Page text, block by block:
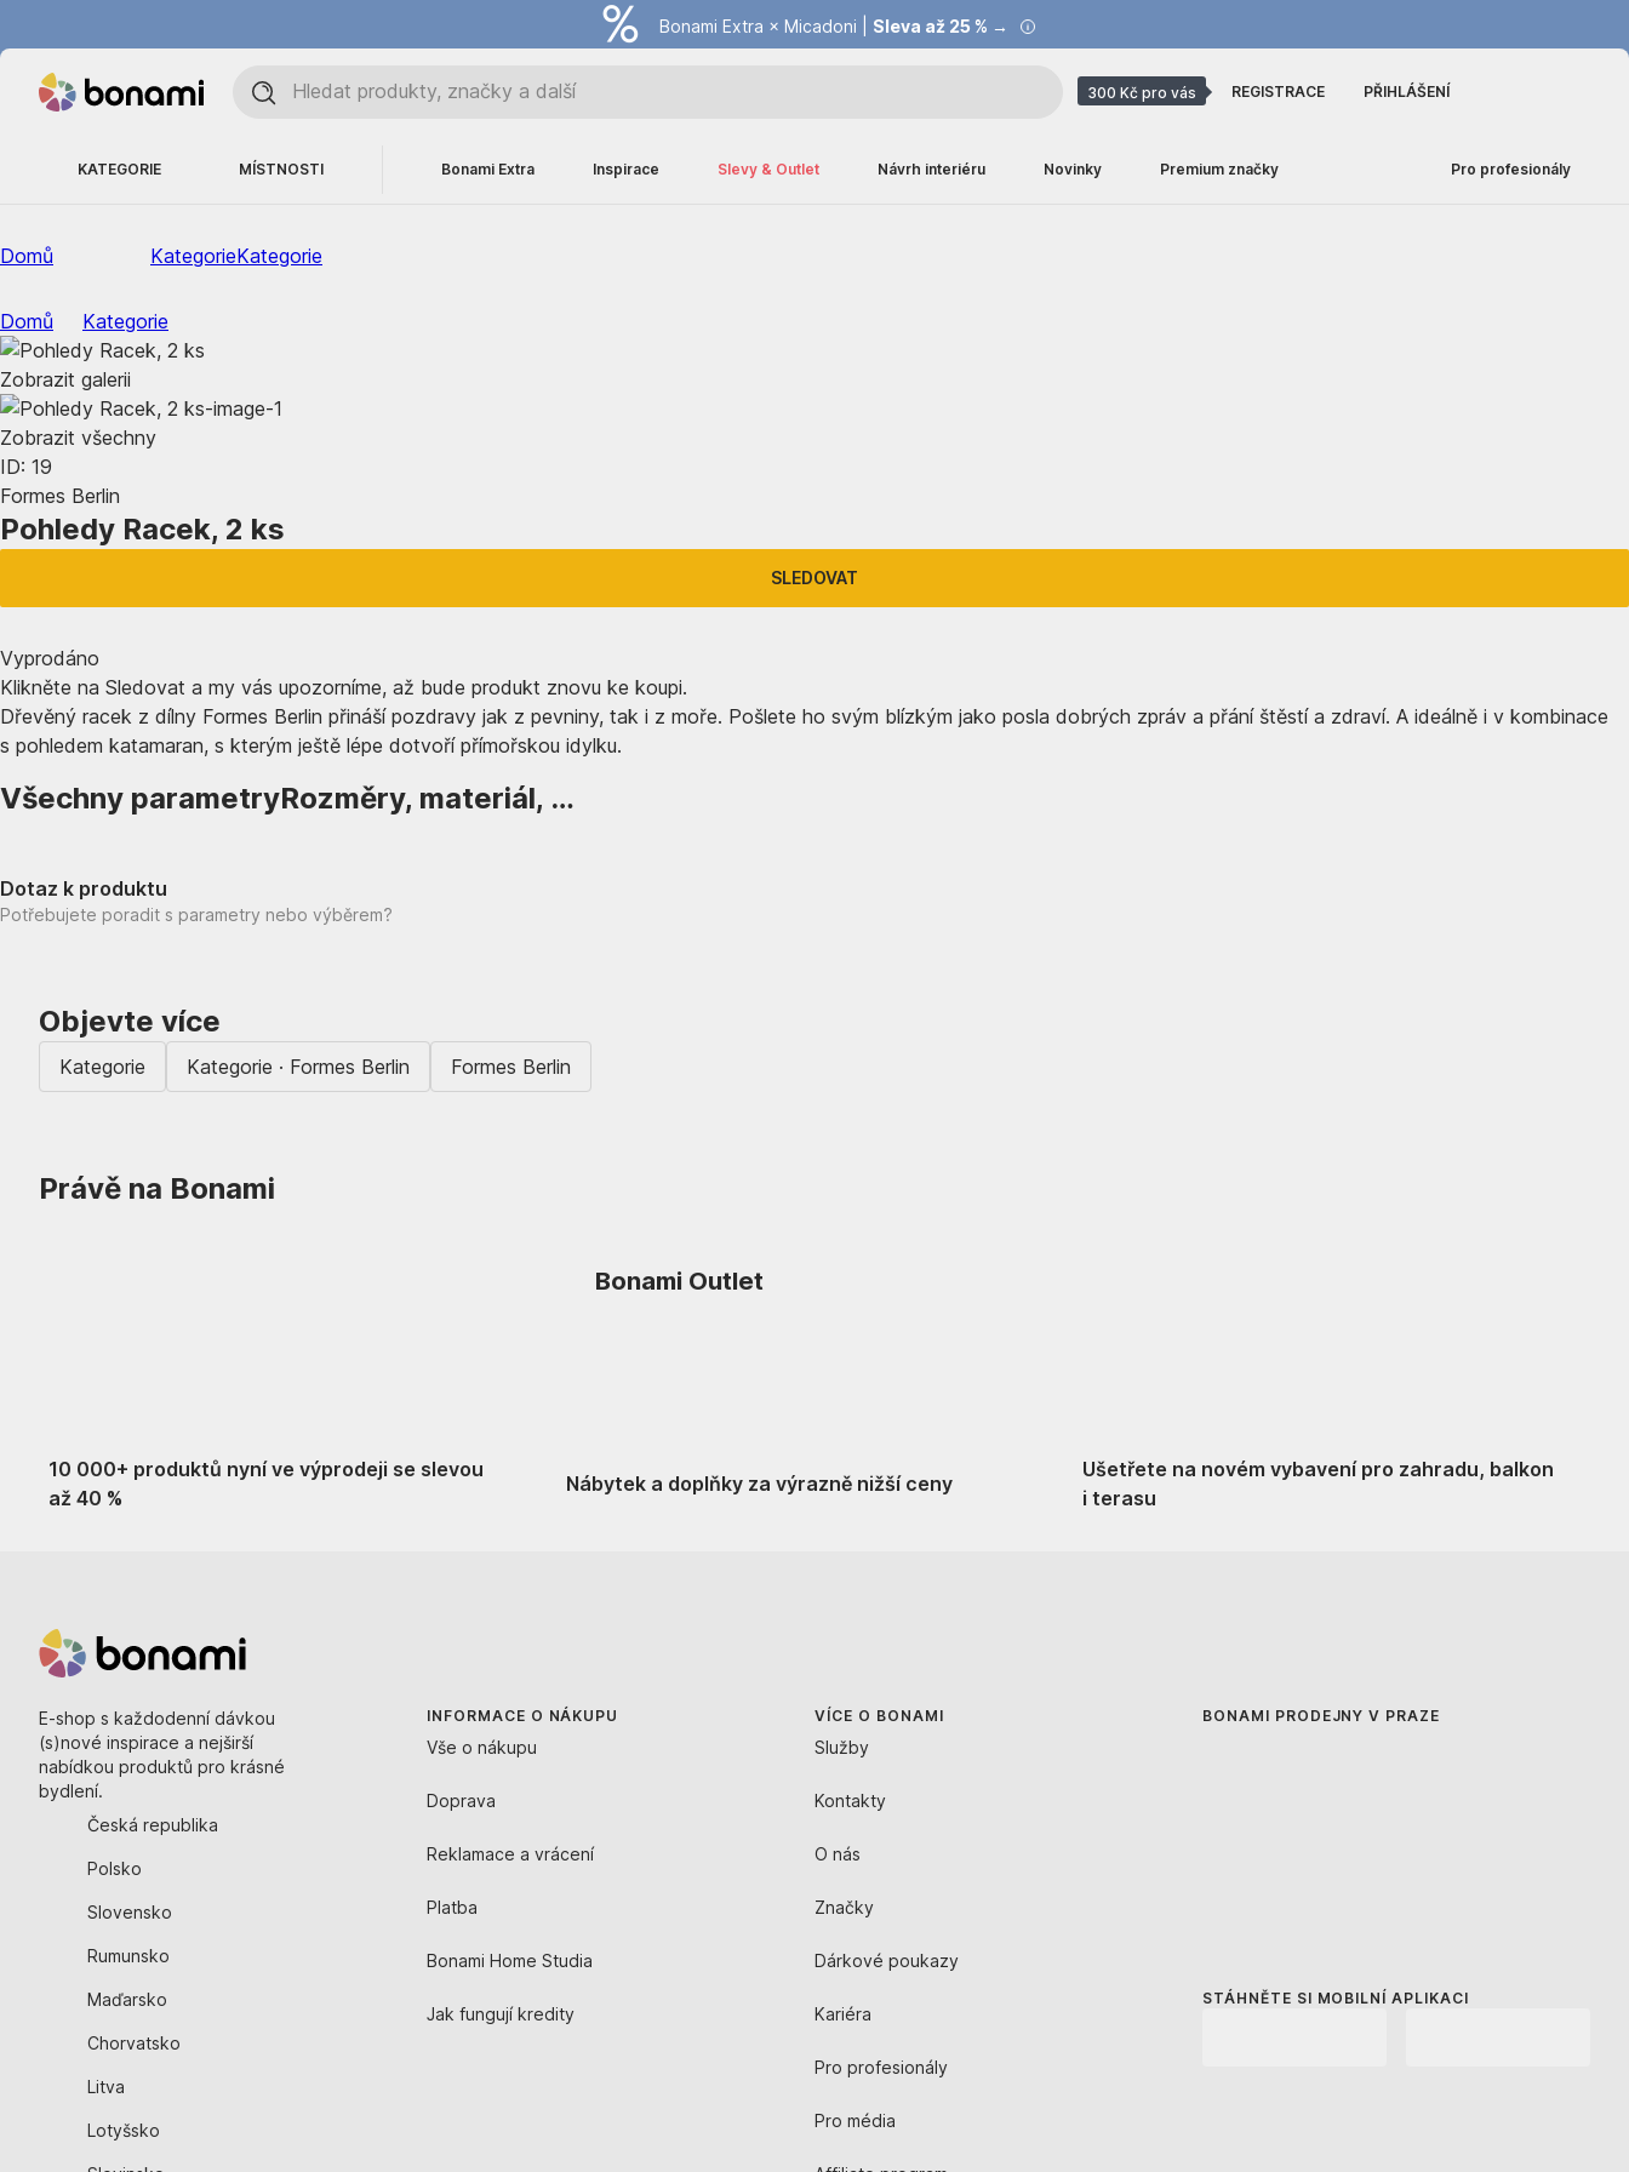
Bonami Extra × Micadoni | Sleva až 25 % →
Summer Sale |Ušetřete až 40 % →
300 Kč pro vás REGISTRACE PŘIHLÁŠENÍ
KATEGORIE MÍSTNOSTI Bonami Extra Inspirace Slevy & Outlet Návrh interiéru Novinky Premium značky Pro profesionály
Domů KategorieKategorie
Domů Kategorie
Zobrazit galerii
Zobrazit všechny
ID: 19
Formes Berlin
Pohledy Racek, 2 ks
SLEDOVAT
Vyprodáno
Klikněte na Sledovat a my vás upozorníme, až bude produkt znovu ke koupi.
Dřevěný racek z dílny Formes Berlin přináší pozdravy jak z pevniny, tak i z moře. Pošlete ho svým blízkým jako posla dobrých zpráv a přání štěstí a zdraví. A ideálně i v kombinace
s pohledem katamaran, s kterým ještě lépe dotvoří přímořskou idylku.
Všechny parametryRozměry, materiál, …
Dotaz k produktu
Potřebujete poradit s parametry nebo výběrem?
Objevte více
Kategorie Kategorie · Formes Berlin Formes Berlin
Právě na Bonami
10 000+ produktů nyní ve výprodeji se slevou
až 40 %
Bonami Outlet
Nábytek a doplňky za výrazně nižší ceny
Ušetřete na novém vybavení pro zahradu, balkon
i terasu
E-shop s každodenní dávkou
(s)nové inspirace a nejširší
nabídkou produktů pro krásné
bydlení.
Česká republika
Polsko
Slovensko
Rumunsko
Maďarsko
Chorvatsko
Litva
Lotyšsko
INFORMACE O NÁKUPU
Vše o nákupu
Doprava
Reklamace a vrácení
Platba
Bonami Home Studia
Jak fungují kredity
VÍCE O BONAMI
Služby
Kontakty
O nás
Značky
Dárkové poukazy
Kariéra
Pro profesionály
Pro média
BONAMI PRODEJNY V PRAZE
STÁHNĚTE SI MOBILNÍ APLIKACI